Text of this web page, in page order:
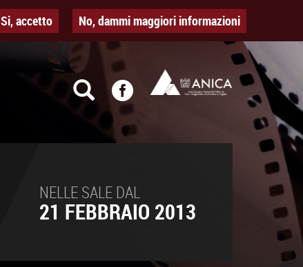
Si, accetto No, dammi maggiori informazioni
NELLE SALE DAL
21 FEBBRAIO 2013